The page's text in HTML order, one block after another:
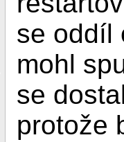
se oddíl
mohl
se
protože